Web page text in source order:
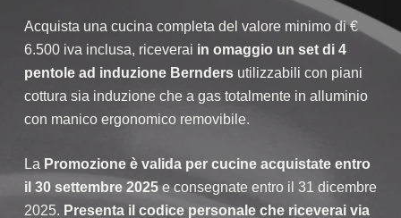
Acquista una cucina completa del valore minimo di €
6.500 iva inclusa, riceverai in omaggio un set di 4
pentole ad induzione Berndersutilizzabili con piani
cottura sia induzione che a gas totalmente in alluminio
con manico ergonomico removibile.
La Promozione è valida per cucine acquistate entro
il 30 settembre 2025e consegnate entro il 31 dicembre
2025. Presenta il codice personale che riceverai via